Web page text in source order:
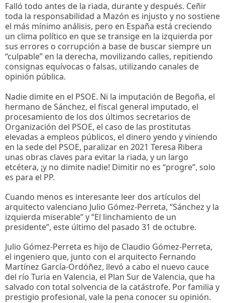
Falló todo antes de la riada, durante y después. Ceñir
toda la responsabilidad a Mazón es injusto y no sostiene
el más mínimo análisis, pero en España está creciendo
un clima político en que se transige en la izquierda por
sus errores o corrupción a base de buscar siempre un
“culpable” en la derecha, movilizando calles, repitiendo
consignas equívocas o falsas, utilizando canales de
opinión pública.
Nadie dimite en el PSOE. Ni la imputación de Begoña, el
hermano de Sánchez, el fiscal general imputado, el
procesamiento de los dos últimos secretarios de
Organización del PSOE, el caso de las prostitutas
elevadas a empleos públicos, el dinero yendo y viniendo
en la sede del PSOE, paralizar en 2021 Teresa Ribera
unas obras claves para evitar la riada, y un largo
etcétera, ¡y no dimite nadie! Dimitir no es “progre”, solo
es para el PP.
Cuando menos es interesante leer dos artículos del
arquitecto valenciano Julio Gómez-Perreta, “Sánchez y la
izquierda miserable” y “El linchamiento de un
presidente”, este último del pasado 31 de octubre.
Julio Gómez-Perreta es hijo de Claudio Gómez-Perreta,
el ingeniero que, junto con el arquitecto Fernando
Martínez García-Ordóñez, llevó a cabo el nuevo cauce
del río Turia en Valencia, el Plan Sur de Valencia, que ha
salvado con total solvencia de la catástrofe. Por familia y
prestigio profesional, vale la pena conocer su opinión.